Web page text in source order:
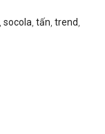
,socola ,tấn ,trend